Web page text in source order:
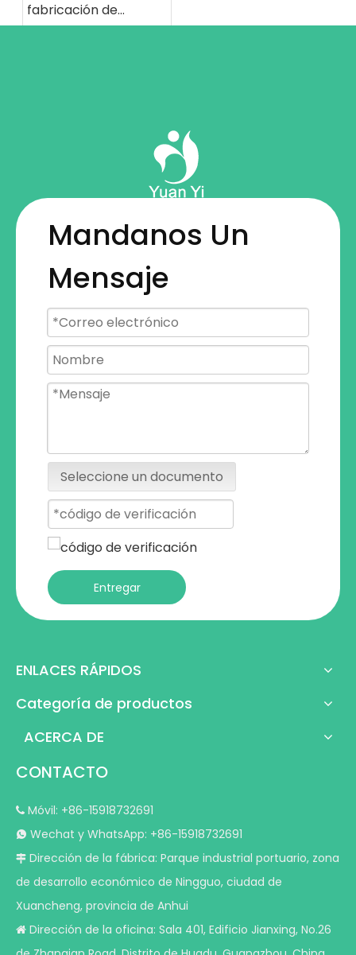
fabricación de
teclados de caucho
Mandanos Un
Mensaje
Seleccione un documento
Entregar
ENLACES RÁPIDOS
Categoría de productos
ACERCA DE
CONTACTO
 Móvil: +86-15918732691
 Wechat y WhatsApp: +86-15918732691
 Dirección de la fábrica: Parque industrial portuario, zona
de desarrollo económico de Ningguo, ciudad de
Xuancheng, provincia de Anhui
 Dirección de la oficina: Sala 401, Edificio Jianxing, No.26